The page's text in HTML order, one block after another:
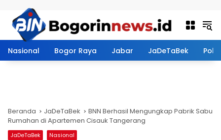
Nasional Bogor Raya Jabar JaDeTaBek
Beranda JaDeTaBek
BNN Berhasil Mengungkap Pabrik Sabu
Rumahan di Apartemen Cisauk Tangerang
JaDeTaBek Nasional